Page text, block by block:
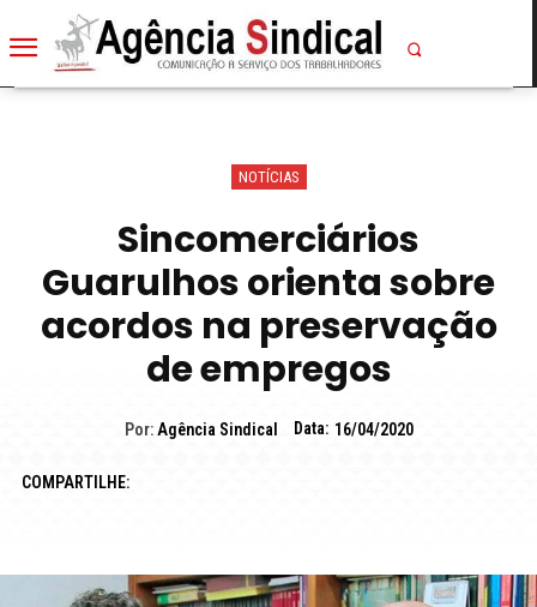
NOTÍCIAS
Sincomerciários
Guarulhos orienta sobre
acordos na preservação
de empregos
Por: Agência Sindical Data: 16/04/2020
COMPARTILHE: